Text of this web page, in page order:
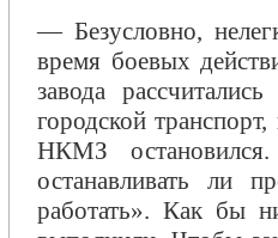
— Безусловно,
время боевых
завода
городской
НКМЗ
останавливать ли
работать». Как бы